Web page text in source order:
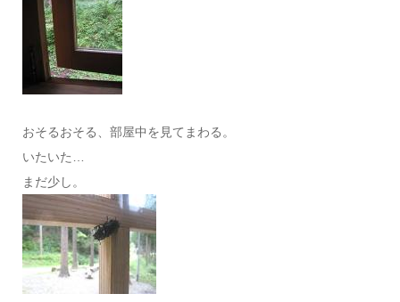
おそるおそる、部屋中を見てまわる。
いたいた…
まだ少し。